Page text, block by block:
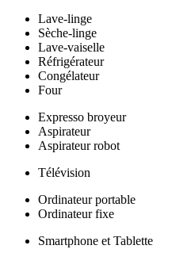
Lave-linge
Sèche-linge
Lave-vaiselle
Réfrigérateur
Congélateur
Four
Expresso broyeur
Aspirateur
Aspirateur robot
Télévision
Ordinateur portable
Ordinateur fixe
Smartphone et Tablette